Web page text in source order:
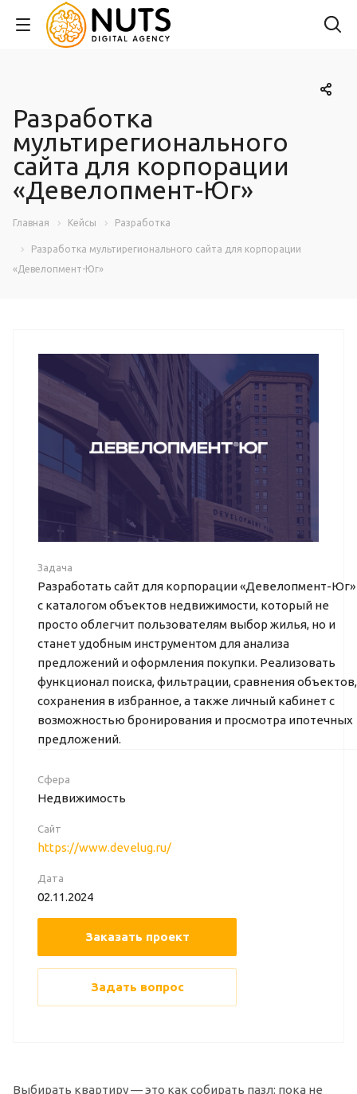
Разработка
мультирегионального
сайта для корпорации
«Девелопмент-Юг»
Главная Кейсы Разработка
Разработка мультирегионального сайта для корпорации
«Девелопмент-Юг»
Задача
Разработать сайт для корпорации «Девелопмент-Юг»
с каталогом объектов недвижимости, который не
просто облегчит пользователям выбор жилья, но и
станет удобным инструментом для анализа
предложений и оформления покупки. Реализовать
функционал поиска, фильтрации, сравнения объектов,
сохранения в избранное, а также личный кабинет с
возможностью бронирования и просмотра ипотечных
предложений.
Сфера
Недвижимость
Сайт
https://www.develug.ru/
Дата
02.11.2024
Заказать проект
Задать вопрос
Выбирать квартиру — это как собирать пазл: пока не